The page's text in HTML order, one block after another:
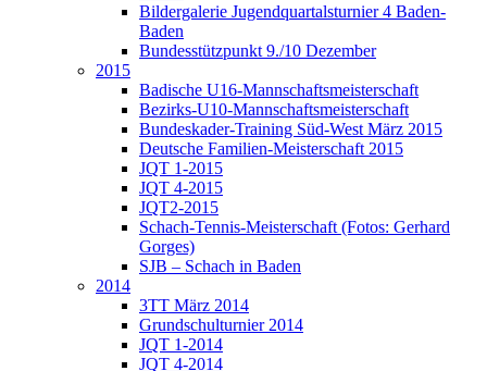
Bildergalerie Jugendquartalsturnier 4 Baden-
Baden
Bundesstützpunkt 9./10 Dezember
2015
Badische U16-Mannschaftsmeisterschaft
Bezirks-U10-Mannschaftsmeisterschaft
Bundeskader-Training Süd-West März 2015
Deutsche Familien-Meisterschaft 2015
JQT 1-2015
JQT 4-2015
JQT2-2015
Schach-Tennis-Meisterschaft (Fotos: Gerhard
Gorges)
SJB – Schach in Baden
2014
3TT März 2014
Grundschulturnier 2014
JQT 1-2014
JQT 4-2014